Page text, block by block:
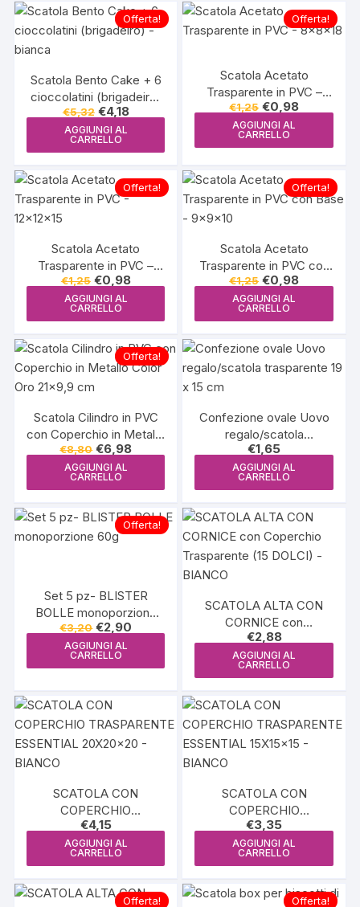
Offerta!
Scatola Bento Cake + 6
cioccolatini (brigadeiro)
– bianca
€5,32 Il
prezzo
originale
era:
€4,18Il
prezzo
AGGIUNGI AL
CARRELLO
Offerta!
Scatola Acetato
Trasparente in PVC –
8x8x18
€1,25 Il
prezzo
originale
era:
€0,98Il
prezzo
AGGIUNGI AL
CARRELLO
Offerta!
Scatola Acetato
Trasparente in PVC –
12x12x15
€1,25 Il
prezzo
originale
era:
€0,98Il
prezzo
AGGIUNGI AL
CARRELLO
Offerta!
Scatola Acetato
Trasparente in PVC con
Base – 9x9x10
€1,25 Il
prezzo
originale
era:
€0,98Il
prezzo
AGGIUNGI AL
CARRELLO
Offerta!
Scatola Cilindro in PVC
con Coperchio in Metallo
Color Oro 21×9,9 cm
€8,80 Il
prezzo
originale
era:
€6,98Il
prezzo
AGGIUNGI AL
CARRELLO
Confezione ovale Uovo
regalo/scatola
trasparente 19 x 15 cm
€1,65
AGGIUNGI AL
CARRELLO
Offerta!
Set 5 pz- BLISTER
BOLLE monoporzione
60g
€3,20 Il
prezzo
originale
era:
€2,90
prezzo
AGGIUNGI AL
CARRELLO
SCATOLA ALTA CON
CORNICE con
Coperchio Trasparente
(15 DOLCI) – BIANCO
€2,88
AGGIUNGI AL
CARRELLO
SCATOLA CON
COPERCHIO
TRASPARENTE
ESSENTIAL 20X20x20 –
BIANCO
€4,15
AGGIUNGI AL
CARRELLO
SCATOLA CON
COPERCHIO
TRASPARENTE
ESSENTIAL 15X15x15 –
BIANCO
€3,35
AGGIUNGI AL
CARRELLO
Offerta! Offerta!